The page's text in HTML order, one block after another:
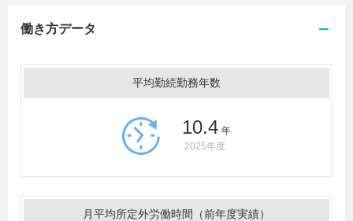
働き方データ
平均勤続勤務年数
10.4 年
2025年度
月平均所定外労働時間（前年度実績）